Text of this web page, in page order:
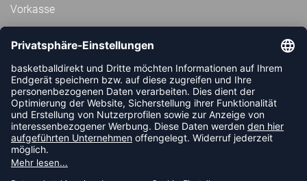
Vorkasse
ABONNIERE JETZT DEN KOSTENLOSEN
HANDBALLDIREKT-NEWSLETTER UND VERPASSE KEINE
NEUIGKEIT ODER AKTION MEHR.
JETZT ANMELDEN